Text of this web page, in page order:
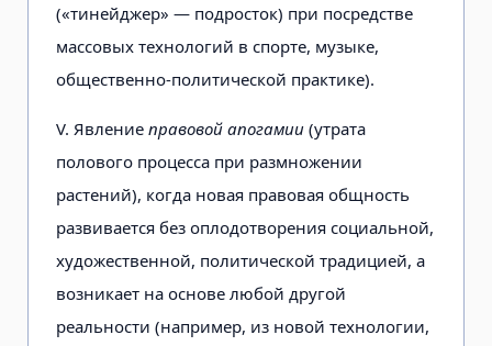
(«тинейджер» — подросток) при посредстве
массовых технологий в спорте, музыке,
общественно-политической практике).
V. Явление правовой апогамии (утрата
полового процесса при размножении
растений), когда новая правовая общность
развивается без оплодотворения социальной,
художественной, политической традицией, а
возникает на основе любой другой
реальности (например, из новой технологии,